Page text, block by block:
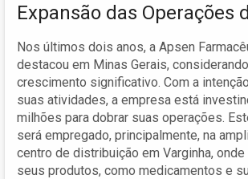
Expansão das Operações
Nos últimos dois anos, a Apsen
destacou em Minas Gerais,
crescimento significativo. Com a
suas atividades, a empresa está
milhões para dobrar suas operações.
será empregado, principalmente, na
centro de distribuição em Varginha, onde
seus produtos, como medicamentos e